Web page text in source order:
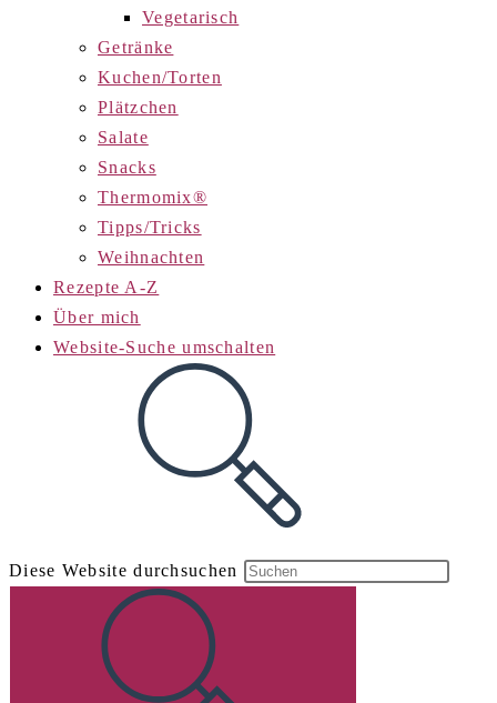
Vegetarisch
Getränke
Kuchen/Torten
Plätzchen
Salate
Snacks
Thermomix®
Tipps/Tricks
Weihnachten
Rezepte A-Z
Über mich
Website-Suche umschalten
Diese Website durchsuchen